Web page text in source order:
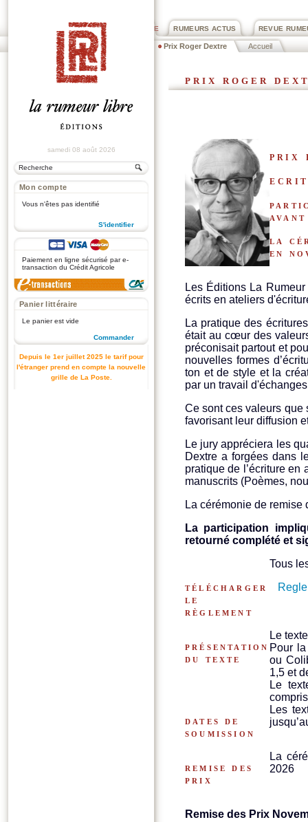
REVUE
RUMEURS ACTUS
PRIX ROGER DEXTRE
Prix Roger Dextre Accueil
samedi 08 août 2026
Mon compte
Vous n'êtes pas identifié
S'identifier
Paiement en ligne sécurisé par e-
transaction du Crédit Agricole
Panier littéraire
Le panier est vide
Commander
Depuis le 1er juillet 2025 le tarif pour
l'étranger prend en compte la nouvelle
grille de La Poste.
prix roger
prix
ecrit
la
en
Les Éditions La
écrits en ateliers
La pratique des
était au cœur des
préconisait partout et
nouvelles formes
ton et de style et la
par un travail
Ce sont ces valeurs que
favorisant leur diffusion
Le jury appréciera les
Dextre a forgées dans
pratique de l’écriture en
manuscrits (Poèmes,
La cérémonie de
La participation
retourné complété et
Tous
télécharger
le
règlement
présentation
du texte
Le
Pour
ou
1,5 et
Le
dates de
soumission
Les
remise des
prix
La
2026
Remise des Prix